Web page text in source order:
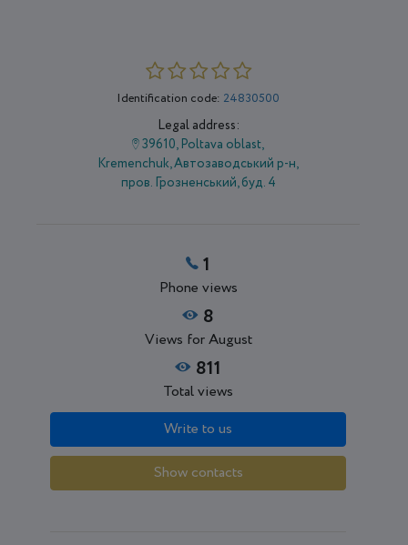
Identification code: 24830500
Legal address:
39610, Poltava oblast,
Kremenchuk, Автозаводський р-н,
пров. Грозненський, буд. 4
1
Phone views
8
Views for August
811
Total views
Write to us
Show contacts